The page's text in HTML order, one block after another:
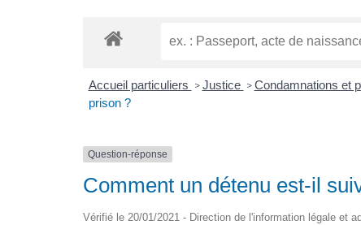
Accueil particuliers > Justice > Condamnations et
prison ?
Question-réponse
Comment un détenu est-il
Vérifié le 20/01/2021 - Direction de l'information légale et